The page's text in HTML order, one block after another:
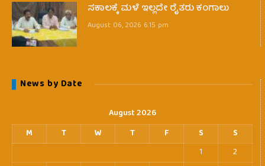
ಸಕಾಲಕ್ಕೆ ಮಳೆ ಇಲ್ಲದೇ ರೈತರು ಕಂಗಾಲು
August 06, 2026 6:15 pm
News by Date
August 2026
M
T W T F S
S
1
2